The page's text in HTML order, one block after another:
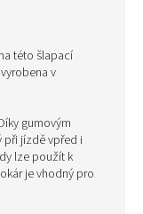
této šlapací
v
gumovým
při jízdě vpřed i
lze použít k
je vhodný pro